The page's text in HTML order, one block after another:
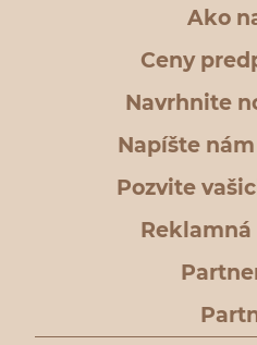
Ako
Ceny
Navrhnite
Napíšte
Pozvite